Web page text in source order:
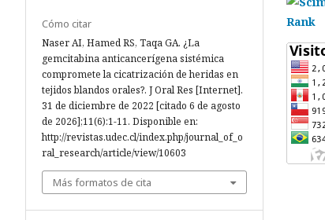
Cómo citar
Naser AI, Hamed RS, Taqa GA. ¿La
gemcitabina anticancerígena sistémica
compromete la cicatrización de heridas en
tejidos blandos orales?. J Oral Res [Internet].
31 de diciembre de 2022 [citado 6 de agosto
de 2026];11(6):1-11. Disponible en:
http://revistas.udec.cl/index.php/journal_of_o
ral_research/article/view/10603
Más formatos de cita